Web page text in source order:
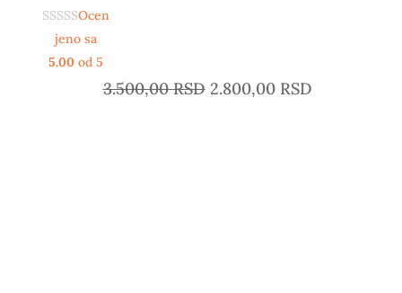
Ocen
jeno sa
5.00od 5
3.500,00RSD 2.800,00 RSD